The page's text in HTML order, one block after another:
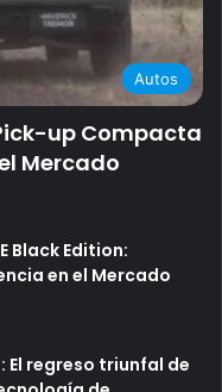
Autos
up Compacta
Mercado
Black Edition:
en el Mercado
El regreso triunfal de